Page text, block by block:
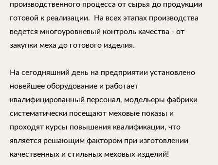
производственного процесса от сырья до продукции
готовой к реализации. На всех этапах производства
ведется многоуровневый контроль качества - от
закупки меха до готового изделия.
На сегодняшний день на предприятии установлено
новейшее оборудование и работает
квалифицированный персонал, модельеры фабрики
систематически посещают меховые показы и
проходят курсы повышения квалификации, что
является решающим фактором при изготовлении
качественных и стильных меховых изделий!